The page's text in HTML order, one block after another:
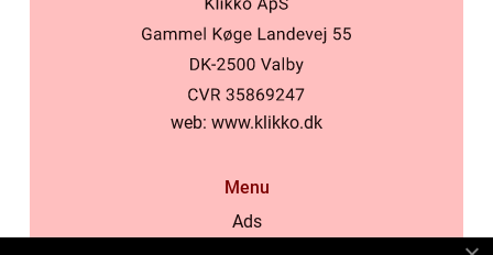
web: www.klikko.dk
Menu
Ads